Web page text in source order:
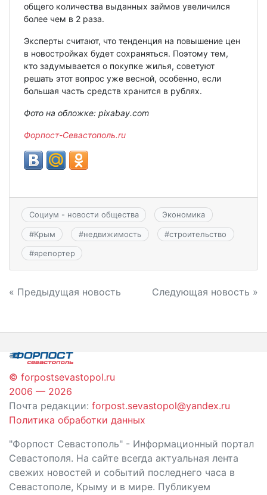
общего количества выданных займов увеличился
более чем в 2 раза.
Эксперты считают, что тенденция на повышение цен
в новостройках будет сохраняться. Поэтому тем,
кто задумывается о покупке жилья, советуют
решать этот вопрос уже весной, особенно, если
большая часть средств хранится в рублях.
Фото на обложке: pixabay.com
Форпост-Севастополь.ru
Социум - новости общества Экономика
#Крым #недвижимость #строительство
#ярепортер
Навигация
записям
« Предыдущая новость Следующая новость »
© forpostsevastopol.ru
2006 — 2026
Почта редакции: forpost.sevastopol@yandex.ru
Политика обработки данных
"Форпост Севастополь" - Информационный портал
Севастополя. На сайте всегда актуальная лента
свежих новостей и событий последнего часа в
Севастополе, Крыму и в мире. Публикуем